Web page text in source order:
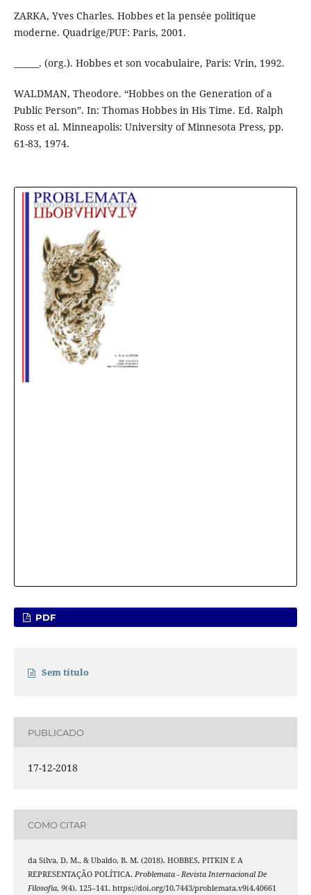
ZARKA, Yves Charles. Hobbes et la pensée politique
moderne. Quadrige/PUF: Paris, 2001.
______. (org.). Hobbes et son vocabulaire, Paris: Vrin, 1992.
WALDMAN, Theodore. “Hobbes on the Generation of a
Public Person”. In: Thomas Hobbes in His Time. Ed. Ralph
Ross et al. Minneapolis: University of Minnesota Press, pp.
61-83, 1974.
PDF
Sem título
PUBLICADO
17-12-2018
COMO CITAR
da Silva, D. M., & Ubaldo, B. M. (2018). HOBBES, PITKIN E A
REPRESENTAÇÃO POLÍTICA. Problemata - Revista Internacional De
Filosofia, 9(4), 125–141. https://doi.org/10.7443/problemata.v9i4.40661